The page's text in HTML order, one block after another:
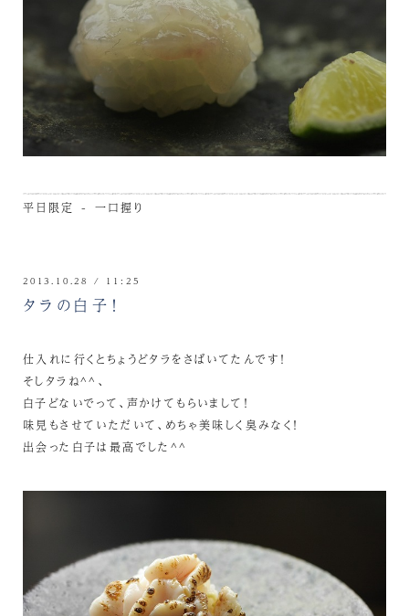
平日限定 - 一口握り
2013.10.28 / 11:25
タラの白子！
仕入れに行くとちょうどタラをさばいてたんです！
そしタラね^^、
白子どないでって、声かけてもらいまして！
味見もさせていただいて、めちゃ美味しく臭みなく！
出会った白子は最高でした^^